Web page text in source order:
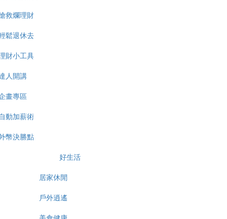
救爛理財
鬆退休去
財小工具
人開講
畫專區
動加薪術
幣決勝點
好生活
居家休閒
戶外逍遙